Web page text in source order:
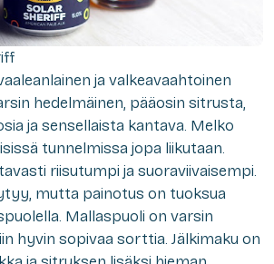
ja valkeavaahtoinen
hedelmäinen, pääosin sitrusta,
ja sensellaista kantava. Melko
tunnelmissa jopa liikutaan.
riisutumpi ja suoraviivaisempi.
mutta painotus on tuoksua
Mallaspuoli on varsin
hyvin sopivaa sorttia. Jälkimaku on